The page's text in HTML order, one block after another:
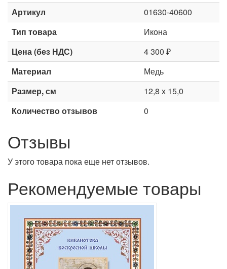
Артикул
01630-40600
Тип товара
Икона
Цена (без НДС)
4 300 ₽
Материал
Медь
Размер, см
12,8 х 15,0
Количество отзывов
0
Отзывы
У этого товара пока еще нет отзывов.
Рекомендуемые товары